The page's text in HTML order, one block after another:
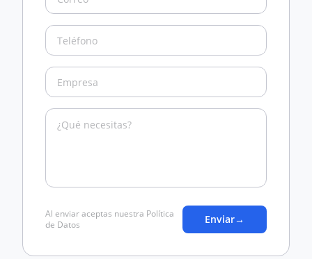
Al enviar aceptas nuestra Política
de Datos
Enviar→